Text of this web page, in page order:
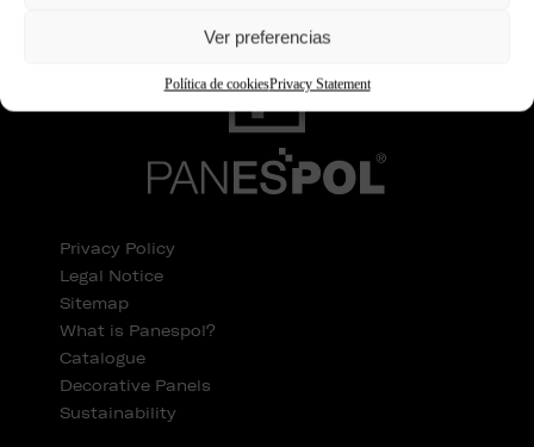
Ver preferencias
Política de cookiesPrivacy Statement
Privacy Policy
Legal Notice
Sitemap
What is Panespol?
Catalogue
Decorative Panels
Sustainability